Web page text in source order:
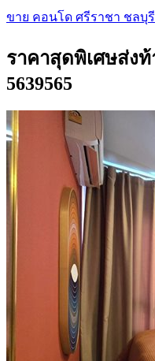
ขาย คอนโด ศรีราชา ชลบุรี
ราคาสุดพิเศษส่ง
5639565